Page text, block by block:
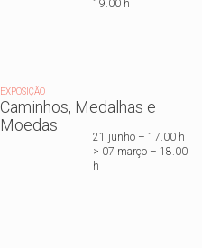
19.00 h
EXPOSIÇÃO
Caminhos, Medalhas e
Moedas
21 junho – 17.00 h
> 07 março – 18.00
h